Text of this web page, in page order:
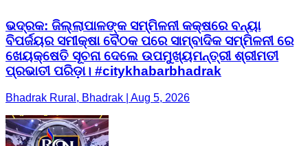
ଭଦ୍ରକ: ଜିଲ୍ଲାପାଳଙ୍କ ସମ୍ମିଳନୀ କକ୍ଷରେ ବନ୍ୟା
ବିପର୍ଜୟର ସମୀକ୍ଷା ବୈଠକ ପରେ ସାମ୍ବାଦିକ ସମ୍ମିଳନୀ ରେ
ଖେୟକ୍ଷେତି ସୂଚନା ଦେଲେ ଉପମୁଖ୍ୟମନ୍ତ୍ରୀ ଶ୍ରୀମତୀ
ପ୍ରଭାତୀ ପରିଡ଼ା। #citykhabarbhadrak
Bhadrak Rural, Bhadrak | Aug 5, 2026